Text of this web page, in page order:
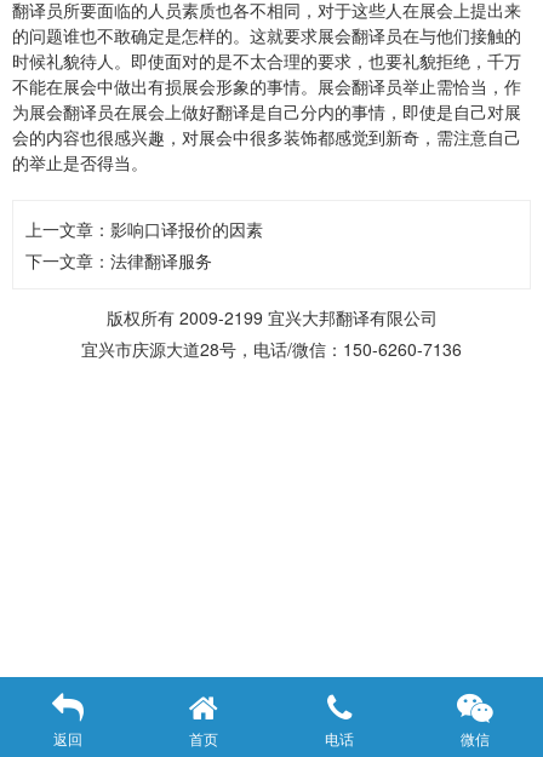
翻译员所要面临的人员素质也各不相同，对于这些人在展会上提出来
的问题谁也不敢确定是怎样的。这就要求展会翻译员在与他们接触的
时候礼貌待人。即使面对的是不太合理的要求，也要礼貌拒绝，千万
不能在展会中做出有损展会形象的事情。 展会翻译员举止需恰当， 作
为展会翻译员在展会上做好翻译是自己分内的事情，即使是自己对展
会的内容也很感兴趣，对展会中很多装饰都感觉到新奇，需注意自己
的举止是否得当。
上一文章： 影响口译报价的因素
下一文章： 法律翻译服务
版权所有 2009-2199 宜兴大邦翻译有限公司
宜兴市庆源大道28号，电话/微信：150-6260-7136
返回 首页 电话 微信